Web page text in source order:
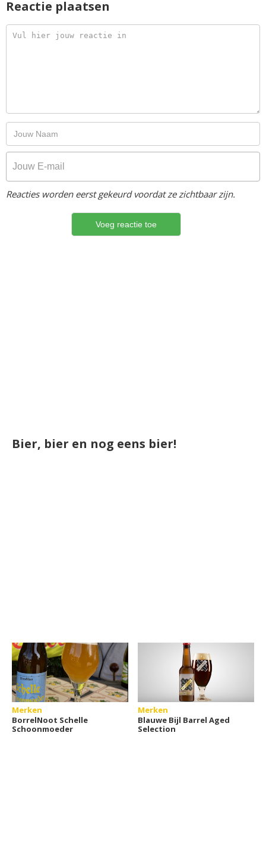
Reactie plaatsen
Reacties worden eerst gekeurd voordat ze zichtbaar zijn.
Bier, bier en nog eens bier!
Merken
BorrelNoot Schelle
Schoonmoeder
Merken
Blauwe Bijl Barrel Aged
Selection